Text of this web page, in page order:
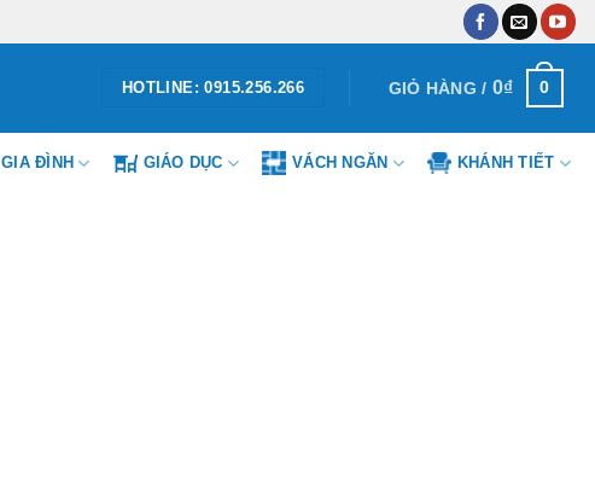
HOTLINE: 0915.256.266 GIỎ HÀNG / 0₫ 0
GIA ĐÌNH GIÁO DỤC VÁCH NGĂN KHÁNH TIẾT